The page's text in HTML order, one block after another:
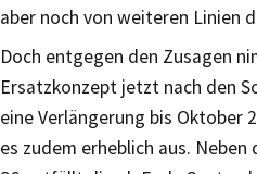
aber noch von weiteren Linien
Doch entgegen den Zusagen
Ersatzkonzept jetzt nach den
eine Verlängerung bis
es zudem erheblich aus. Neben